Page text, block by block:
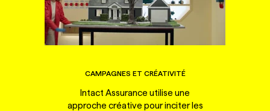
CAMPAGNES ET CRÉATIVITÉ
Intact Assurance utilise une
approche créative pour inciter les